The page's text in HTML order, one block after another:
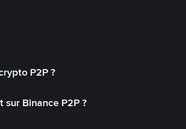
P2P ?
Binance P2P ?